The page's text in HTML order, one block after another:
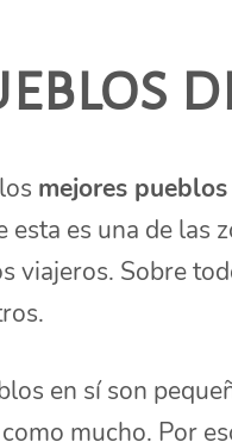
mejores
esta es una de las
viajeros. Sobre
en sí son
mucho. Por